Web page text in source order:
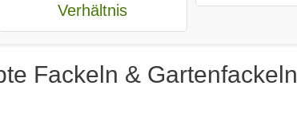
Verhältnis
Fackeln &